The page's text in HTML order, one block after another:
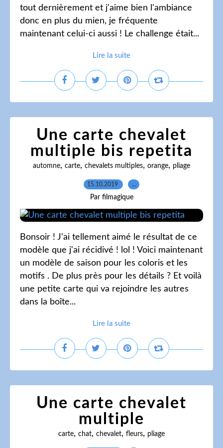
tout dernièrement et j'aime bien l'ambiance
donc en plus du mien, je fréquente
maintenant celui-ci aussi ! Le challenge était...
Lire la suite
Une carte chevalet
multiple bis repetita
automne, carte, chevalets multiples, orange, pliage
15.10.2019 …
Par filmagique
Bonsoir ! J'ai tellement aimé le résultat de ce
modèle que j'ai récidivé ! lol ! Voici maintenant
un modèle de saison pour les coloris et les
motifs . De plus près pour les détails ? Et voilà
une petite carte qui va rejoindre les autres
dans la boîte...
Lire la suite
Une carte chevalet
multiple
carte, chat, chevalet, fleurs, pliage